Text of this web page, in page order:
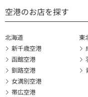
空港のお店を探す
北海道
新千歳空港
函館空港
釧路空港
女満別空港
帯広空港
東